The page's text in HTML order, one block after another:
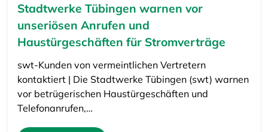
Stadtwerke Tübingen warnen vor
unseriösen Anrufen und
Haustürgeschäften für Stromverträge
swt-Kunden von vermeintlichen Vertretern
kontaktiert | Die Stadtwerke Tübingen (swt) warnen
vor betrügerischen Haustürgeschäften und
Telefonanrufen,…